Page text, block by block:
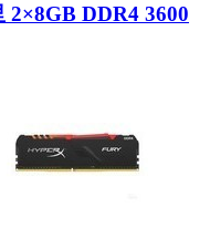
2×8GB DDR4 3600